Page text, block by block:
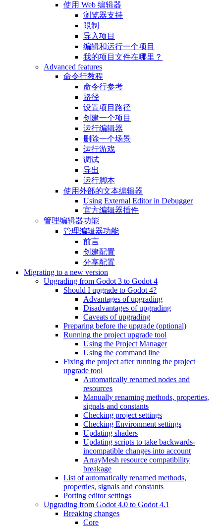
使用 Web 编辑器
浏览器支持
限制
导入项目
编辑和运行一个项目
我的项目文件在哪里？
Advanced features
命令行教程
命令行参考
路径
设置项目路径
创建一个项目
运行编辑器
删除一个场景
运行游戏
调试
导出
运行脚本
使用外部的文本编辑器
Using External Editor in Debugger
官方编辑器插件
管理编辑器功能
管理编辑器功能
前言
创建配置
分享配置
Migrating to a new version
Upgrading from Godot 3 to Godot 4
Should I upgrade to Godot 4?
Advantages of upgrading
Disadvantages of upgrading
Caveats of upgrading
Preparing before the upgrade (optional)
Running the project upgrade tool
Using the Project Manager
Using the command line
Fixing the project after running the project
upgrade tool
Automatically renamed nodes and
resources
Manually renaming methods, properties,
signals and constants
Checking project settings
Checking Environment settings
Updating shaders
Updating scripts to take backwards-
incompatible changes into account
ArrayMesh resource compatibility
breakage
List of automatically renamed methods,
properties, signals and constants
Porting editor settings
Upgrading from Godot 4.0 to Godot 4.1
Breaking changes
Core